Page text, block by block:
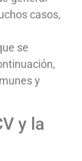
casos,
se
y
y la